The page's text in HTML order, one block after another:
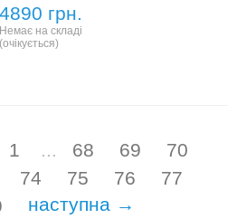
4890 грн.
Немає на складі
(очікується)
1 ... 68 69
70
74 75 76
77
наступна →